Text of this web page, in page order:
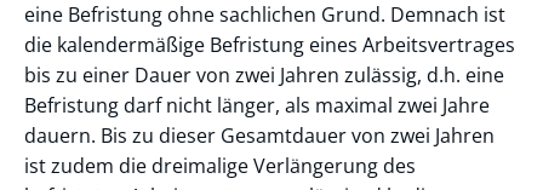
eine Befristung ohne sachlichen Grund. Demnach ist
die kalendermäßige Befristung eines Arbeitsvertrages
bis zu einer Dauer von zwei Jahren zulässig, d.h. eine
Befristung darf nicht länger, als maximal zwei Jahre
dauern. Bis zu dieser Gesamtdauer von zwei Jahren
ist zudem die dreimalige Verlängerung des